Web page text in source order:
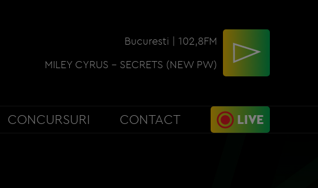
Bucuresti | 102,8FM
MILEY CYRUS - SECRETS (NEW PW)
CONCURSURI CONTACT LIVE